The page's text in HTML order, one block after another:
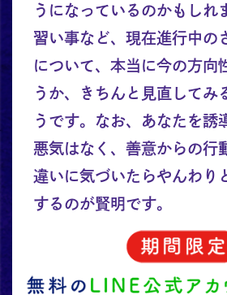
うになっているのかもしれ
習い事など、現在進行中の
について、本当に今の方向
うか、きちんと見直してみ
うです。なお、あなたを誘
悪気はなく、善意からの行
違いに気づいたらやんわり
するのが賢明です。